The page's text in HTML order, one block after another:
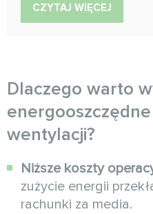
CZYTAJ WIĘCEJ
Dlaczego warto
wentylacji?
Niższe koszty
zużycie energii
rachunki za media.